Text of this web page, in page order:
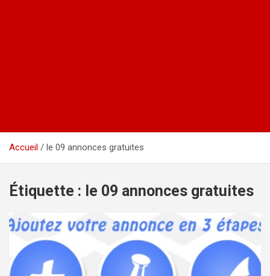
Accueil le 09 annonces gratuites
Étiquette : le 09 annonces gratuites